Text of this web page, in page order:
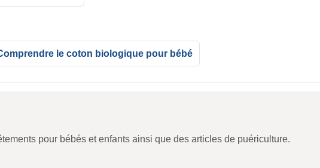
le coton biologique pour bébé
pour bébés et enfants ainsi que des articles de puériculture.